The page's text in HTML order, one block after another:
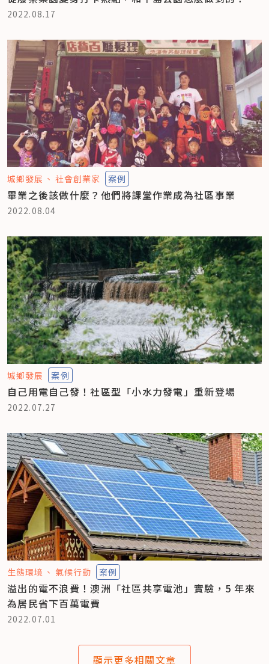
2022.08.17
城鄉發展 社會創業家 案例
畢業之後該做什麼？他們將課堂作業成為社區事業
2022.08.04
城鄉發展 案例
自己用電自己發！社區型「小水力發電」重新登場
2022.07.27
生態環境 氣候行動 案例
溢出的電不浪費！澳洲「社區共享電池」實驗，5 年來
為居民省下百萬電費
2022.07.01
顯示更多相關文章